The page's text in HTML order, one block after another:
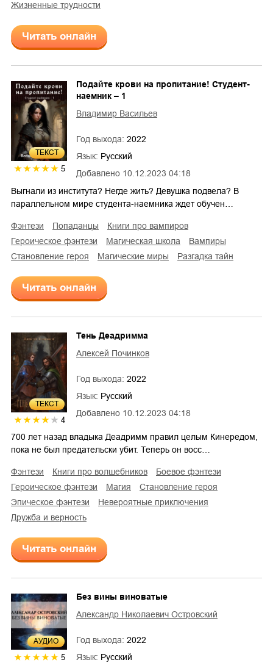
жизненные трудности
Читать онлайн
ТЕКСТ
5 Добавлено 10.12.2023 04:18
Подайте крови на пропитание! Студент-
наемник – 1
Владимир Васильев
Год выхода: 2022
Язык: Русский
Выгнали из института? Негде жить? Девушка подвела? В
параллельном мире студента-наемника ждет обучен…
фэнтези попаданцы
книги про вампиров
героическое фэнтези
магическая школа
вампиры
становление героя
магические миры разгадка тайн
Читать онлайн
ТЕКСТ
4
Добавлено 10.12.2023 04:18
Тень Деадримма
Алексей Починков
Год выхода: 2022
Язык: Русский
700 лет назад владыка Деадримм правил целым Кинередом,
пока не был предательски убит. Теперь он восс…
фэнтези книги про волшебников
боевое фэнтези
героическое фэнтези
магия
становление героя
эпическое фэнтези
невероятные приключения
дружба и верность
Читать онлайн
AУДИО
5
Без вины виноватые
Александр Николаевич Островский
Год выхода: 2022
Язык: Русский